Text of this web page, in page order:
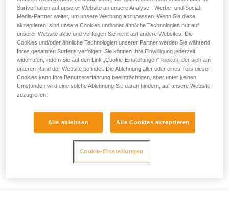
noch andere Techniken, die hier nicht
beschrieben werden.
• Prüfen Sie die Möglichkeit, dass sich der Karabiner falsch
positioniert und in dieser Position bleibt.
• Vergewissern Sie sich, dass sich die Elemente des
Systems und die Hülse des Karabiners nicht gegenseitig
behindern.
Hinweis
Machen Sie bei Geräten mit einem flexiblen Ring, der den
Karabiner in der richtigen Position hält (ZIGZAG, PIRANA
usw.), einen Kompatibilitätstest, wenn Sie den Karabiner
wechseln. Es kann sein, dass der flexible Ring durch den
ersten Karabiner verformt wurde und den zweiten dann nicht
mehr in der richtigen Position halten kann.
Surfverhalten auf unserer Website an unsere Analyse-, Werbe- und Social-
Media-Partner weiter, um unsere Werbung anzupassen. Wenn Sie diese
akzeptieren, sind unsere Cookies und/oder ähnliche Technologien nur auf
unserer Website aktiv und verfolgen Sie nicht auf andere Websites. Die
Cookies und/oder ähnliche Technologien unserer Partner werden Sie während
Ihres gesamten Surfens verfolgen. Sie können Ihre Einwilligung jederzeit
widerrufen, indem Sie auf den Link „Cookie-Einstellungen“ klicken, der sich am
unteren Rand der Website befindet. Die Ablehnung aller oder eines Teils dieser
Cookies kann Ihre Benutzererfahrung beeinträchtigen, aber unter keinen
Umständen wird eine solche Ablehnung Sie daran hindern, auf unsere Website
zuzugreifen.
Alle ablehnen Alle Cookies akzeptieren
Cookie-Einstellungen